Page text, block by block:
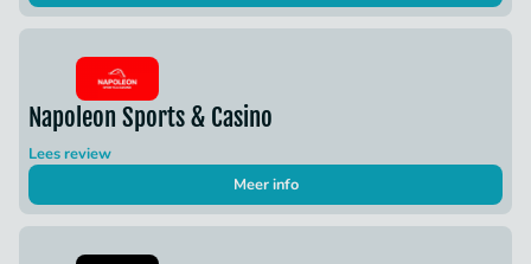
Napoleon Sports & Casino
Lees review
Meer info